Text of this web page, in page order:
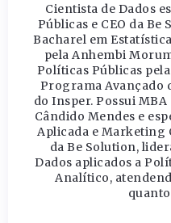
Cientista de Dados
Públicas e CEO da
Bacharel em
pela Anhembi
Políticas Públicas
Programa Avançado
do Insper. Possui
Cândido Mendes e
Aplicada e Marketing
da Be Solution,
Dados aplicados a
Analítico,